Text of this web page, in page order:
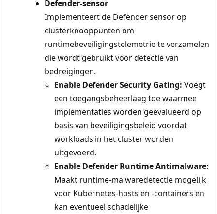
Defender-sensor
Implementeert de Defender sensor op
clusterknooppunten om
runtimebeveiligingstelemetrie te verzamelen
die wordt gebruikt voor detectie van
bedreigingen.
Enable Defender Security Gating: Voegt
een toegangsbeheerlaag toe waarmee
implementaties worden geëvalueerd op
basis van beveiligingsbeleid voordat
workloads in het cluster worden
uitgevoerd.
Enable Defender Runtime Antimalware:
Maakt runtime-malwaredetectie mogelijk
voor Kubernetes-hosts en -containers en
kan eventueel schadelijke